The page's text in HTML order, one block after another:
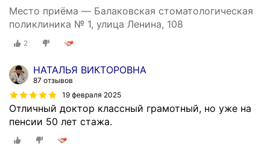
Место приёма — Балаковская стоматологическая
поликлиника № 1, улица Ленина, 108
2
НАТАЛЬЯ ВИКТОРОВНА
87 отзывов
19 февраля 2025
Отличный доктор классный грамотный, но уже на
пенсии 50 лет стажа.